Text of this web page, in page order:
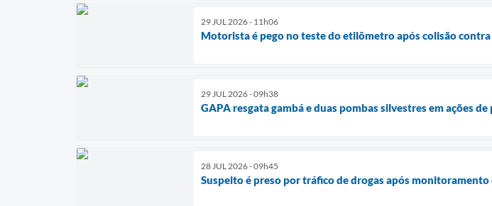
29 JUL 2026 - 11h06
Motorista é pego no teste do etilômetro após colisão
29 JUL 2026 - 09h38
GAPA resgata gambá e duas pombas silvestres em ações
28 JUL 2026 - 09h45
Suspeito é preso por tráfico de drogas após